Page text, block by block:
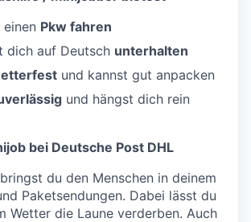
Pkw fahren
dich auf Deutsch unterhalten
und kannst gut anpacken
und hängst dich rein
bei Deutsche Post DHL
bringst du den Menschen in deinem
Paketsendungen. Dabei lässt du
Wetter die Laune verderben. Auch